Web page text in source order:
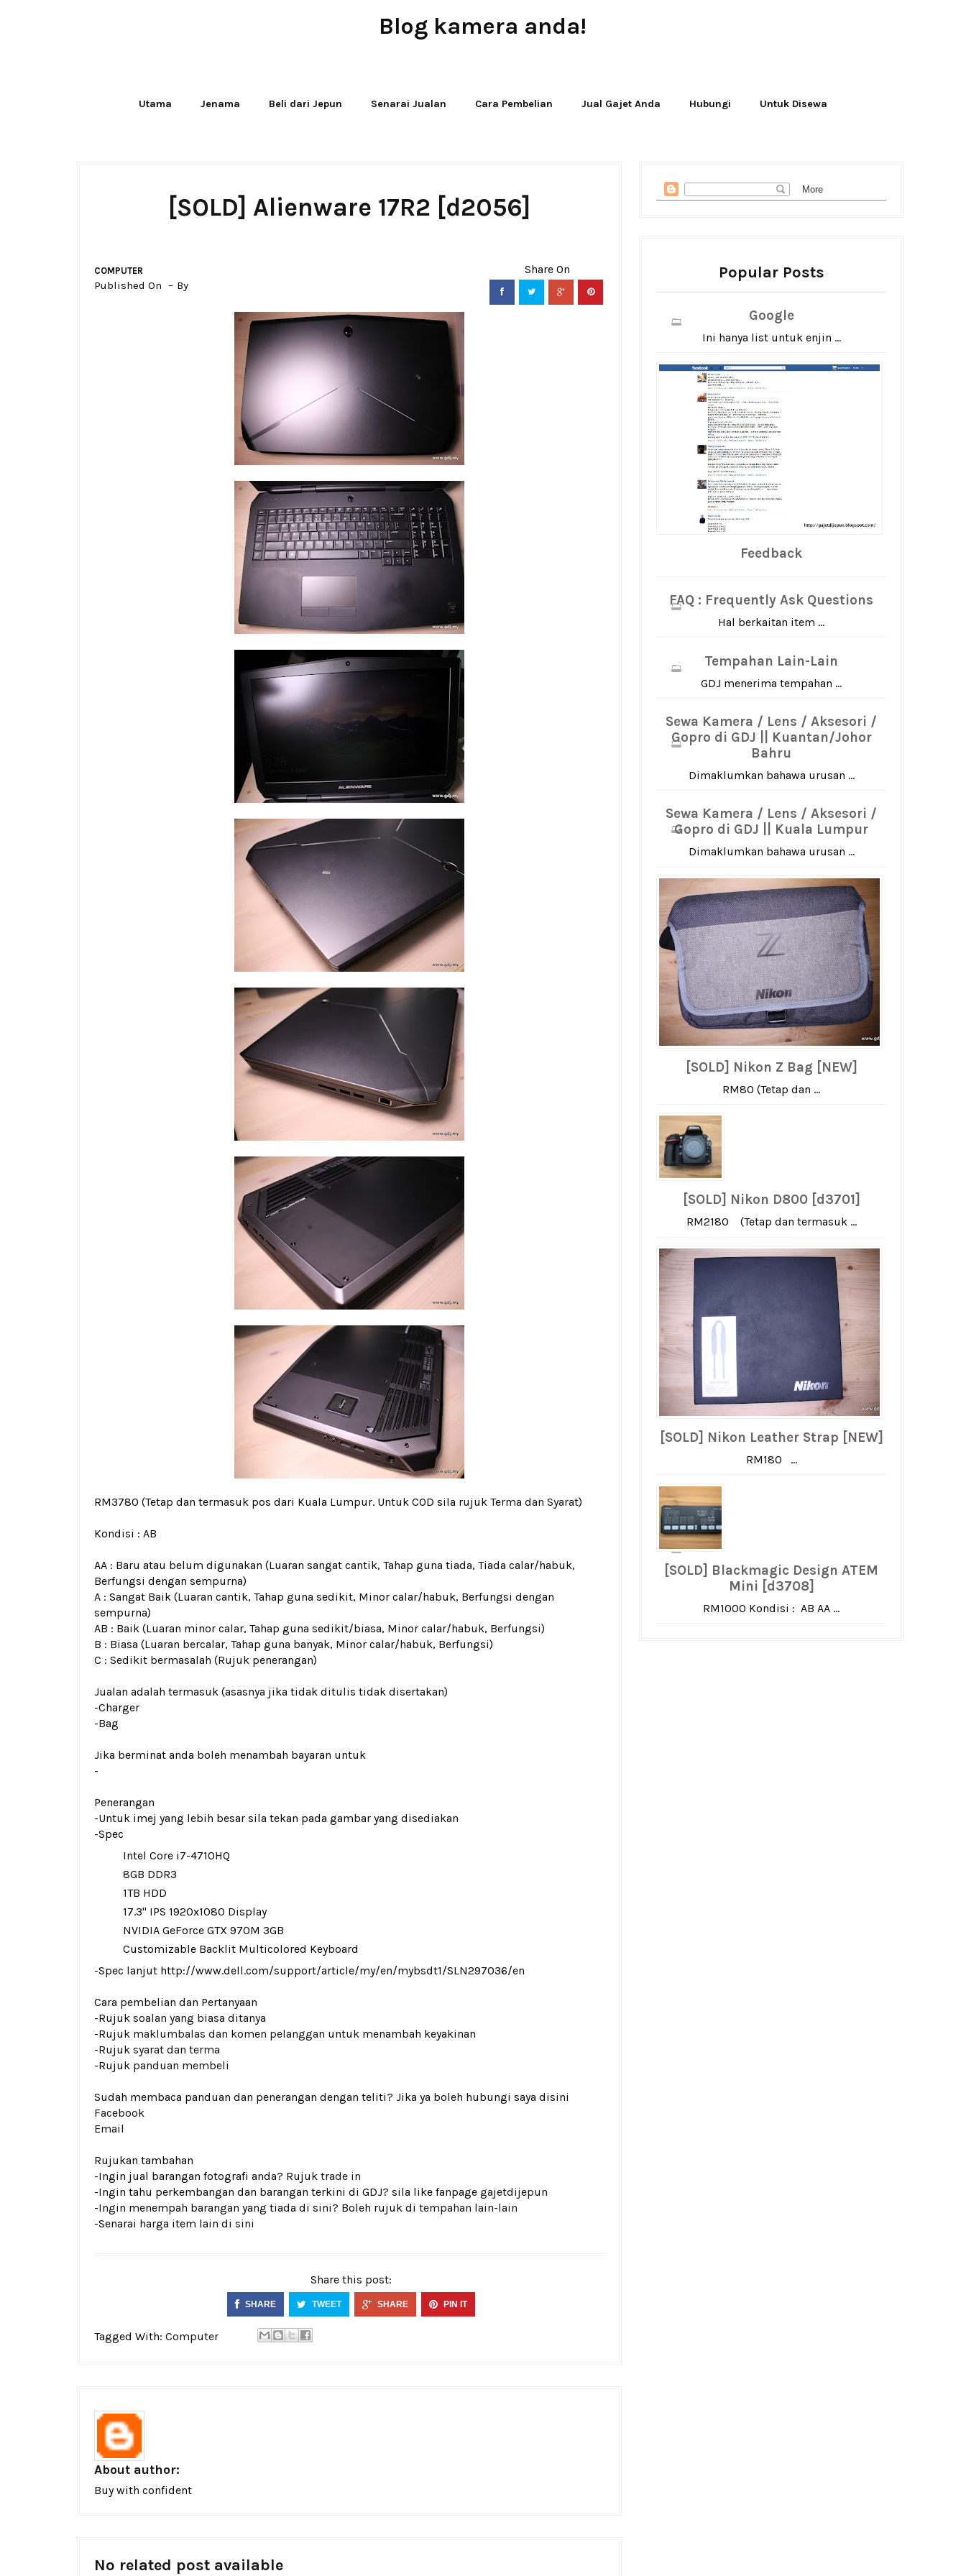
Blog kamera anda!
Utama Jenama Beli dari Jepun Senarai Jualan Cara Pembelian Jual Gajet Anda Hubungi Untuk Disewa
[SOLD] Alienware 17R2 [d2056]
COMPUTER
Published On By
RM3780 (Tetap dan termasuk pos dari Kuala Lumpur. Untuk COD sila rujuk Terma dan Syarat)
Kondisi : AB
AA : Baru atau belum digunakan (Luaran sangat cantik, Tahap guna tiada, Tiada calar/habuk,
Berfungsi dengan sempurna)
A : Sangat Baik (Luaran cantik, Tahap guna sedikit, Minor calar/habuk, Berfungsi dengan
sempurna)
AB : Baik (Luaran minor calar, Tahap guna sedikit/biasa, Minor calar/habuk, Berfungsi)
B : Biasa (Luaran bercalar, Tahap guna banyak, Minor calar/habuk, Berfungsi)
C : Sedikit bermasalah (Rujuk penerangan)
Jualan adalah termasuk (asasnya jika tidak ditulis tidak disertakan)
-Charger
-Bag
Jika berminat anda boleh menambah bayaran untuk
-
Penerangan
-Untuk imej yang lebih besar sila tekan pada gambar yang disediakan
-Spec
Intel Core i7-4710HQ
8GB DDR3
1TB HDD
17.3" IPS 1920x1080 Display
NVIDIA GeForce GTX 970M 3GB
Customizable Backlit Multicolored Keyboard
-Spec lanjut http://www.dell.com/support/article/my/en/mybsdt1/SLN297036/en
Cara pembelian dan Pertanyaan
-Rujuk soalan yang biasa ditanya
-Rujuk maklumbalas dan komen pelanggan untuk menambah keyakinan
-Rujuk syarat dan terma
-Rujuk panduan membeli
Sudah membaca panduan dan penerangan dengan teliti? Jika ya boleh hubungi saya disini
Facebook
Email
Rujukan tambahan
-Ingin jual barangan fotografi anda? Rujuk trade in
-Ingin tahu perkembangan dan barangan terkini di GDJ? sila like fanpage gajetdijepun
-Ingin menempah barangan yang tiada di sini? Boleh rujuk di tempahan lain-lain
-Senarai harga item lain di sini
Share this post:
SHARE TWEET SHARE PIN IT
Tagged With: Computer
About author:
Buy with confident
No related post available
Popular Posts
Google
Ini hanya list untuk enjin ...
Feedback
FAQ : Frequently Ask Questions
Hal berkaitan item ...
Tempahan Lain-Lain
GDJ menerima tempahan ...
Sewa Kamera / Lens / Aksesori /
Gopro di GDJ || Kuantan/Johor
Bahru
Dimaklumkan bahawa urusan ...
Sewa Kamera / Lens / Aksesori /
Gopro di GDJ || Kuala Lumpur
Dimaklumkan bahawa urusan ...
[SOLD] Nikon Z Bag [NEW]
RM80 (Tetap dan ...
[SOLD] Nikon D800 [d3701]
RM2180 (Tetap dan termasuk ...
[SOLD] Nikon Leather Strap [NEW]
RM180 ...
[SOLD] Blackmagic Design ATEM
Mini [d3708]
RM1000 Kondisi : AB AA ...